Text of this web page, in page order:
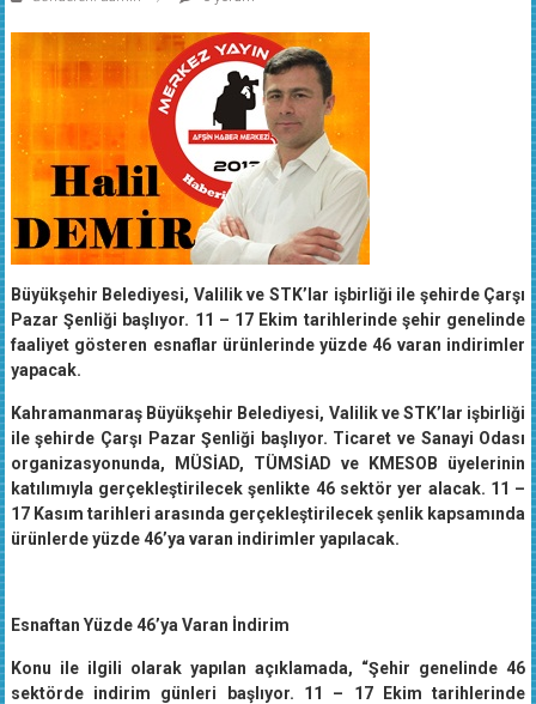
Büyükşehir Belediyesi, Valilik ve STK’lar işbirliği ile şehirde Çarşı
Pazar Şenliği başlıyor. 11 – 17 Ekim tarihlerinde şehir genelinde
faaliyet gösteren esnaflar ürünlerinde yüzde 46 varan indirimler
yapacak.
Kahramanmaraş Büyükşehir Belediyesi, Valilik ve STK’lar işbirliği
ile şehirde Çarşı Pazar Şenliği başlıyor. Ticaret ve Sanayi Odası
organizasyonunda, MÜSİAD, TÜMSİAD ve KMESOB üyelerinin
katılımıyla gerçekleştirilecek şenlikte 46 sektör yer alacak. 11 –
17 Kasım tarihleri arasında gerçekleştirilecek şenlik kapsamında
ürünlerde yüzde 46’ya varan indirimler yapılacak.
Esnaftan Yüzde 46’ya Varan İndirim
Konu ile ilgili olarak yapılan açıklamada, “Şehir genelinde 46
sektörde indirim günleri başlıyor. 11 – 17 Ekim tarihlerinde